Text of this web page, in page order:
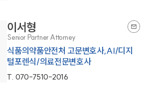
이서형
Senior Partner Attorney
식품의약품안전처 고문변호사,AI/디지
털포렌식/의료전문변호사
T. 070-7510-2016